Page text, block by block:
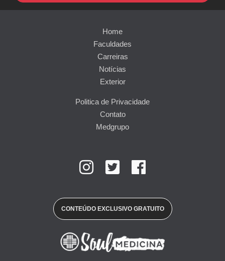
Home
Faculdades
Carreiras
Notícias
Exterior
Politica de Privacidade
Contato
Medgrupo
CONTEÚDO EXCLUSIVO GRATUITO